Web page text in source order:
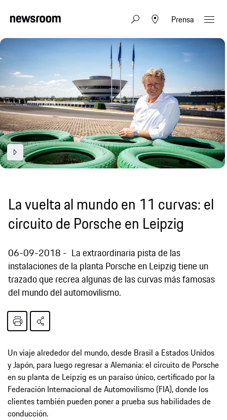
Prensa
La vuelta al mundo en 11 curvas: el
circuito de Porsche en Leipzig
06-09-2018
La extraordinaria pista de las
instalaciones de la planta Porsche en Leipzig tiene un
trazado que recrea algunas de las curvas más famosas
del mundo del automovilismo.
Un viaje alrededor del mundo, desde Brasil a Estados Unidos
y Japón, para luego regresar a Alemania: el circuito de Porsche
en su planta de Leipzig es un paraíso único, certificado por la
Federación Internacional de Automovilismo (FIA), donde los
clientes también pueden poner a prueba sus habilidades de
conducción.